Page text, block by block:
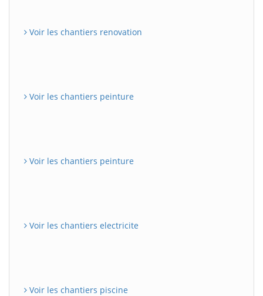
Voir les chantiers renovation
Voir les chantiers peinture
Voir les chantiers peinture
Voir les chantiers electricite
Voir les chantiers piscine